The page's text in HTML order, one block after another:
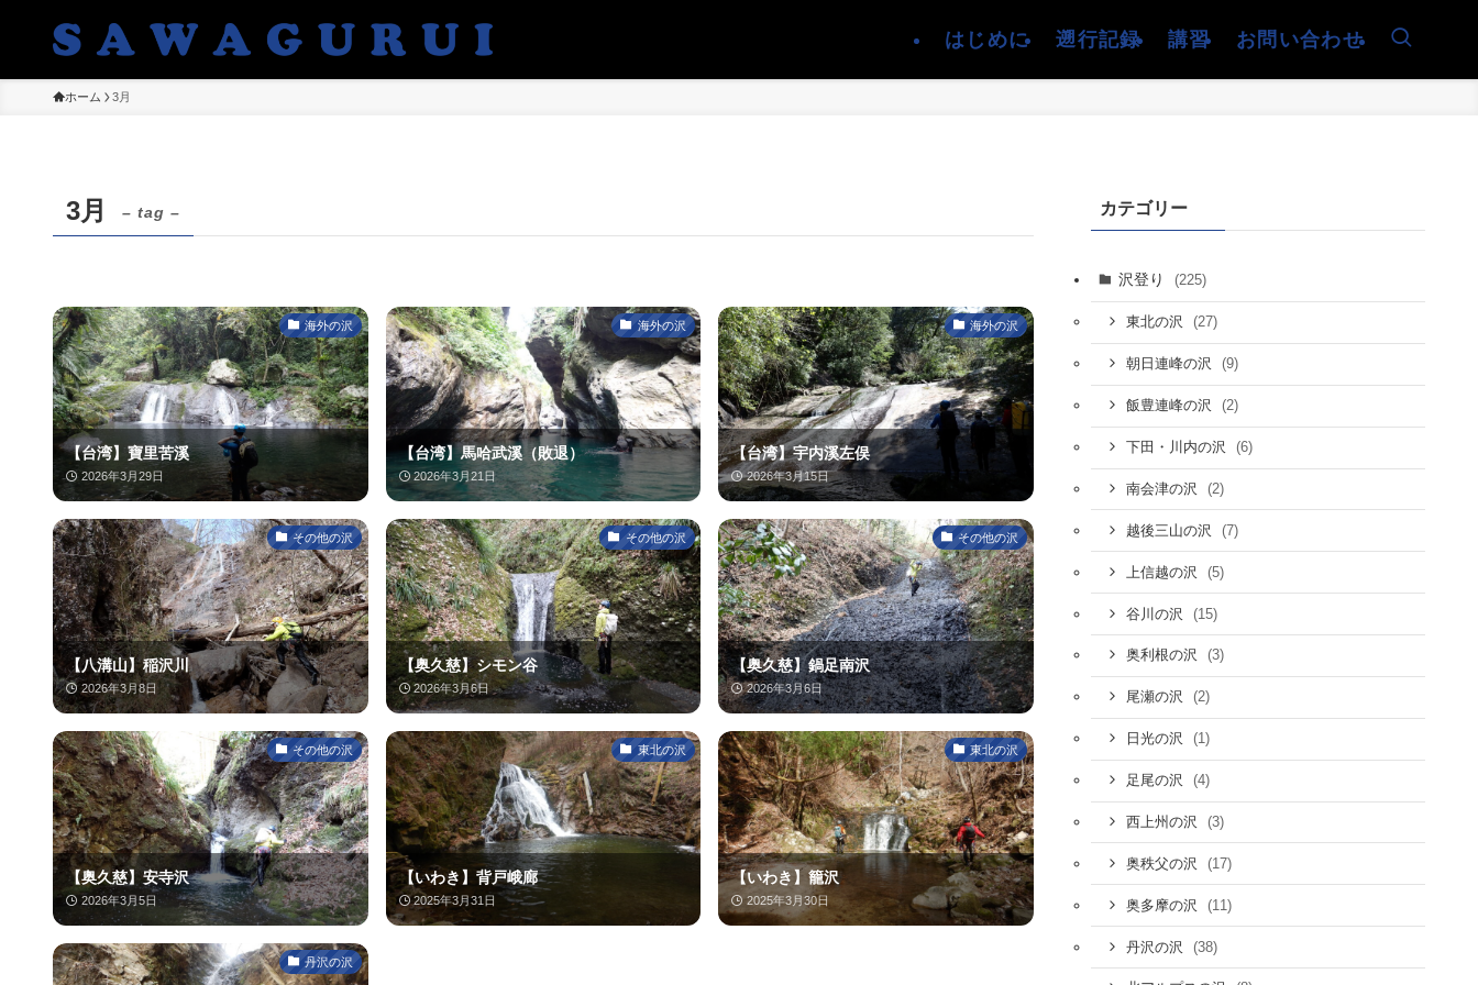
はじめに 遡行記録 講習 お問い合わせ
ホーム 3月
3月 – tag –
海外の沢
【台湾】寶里苦溪
2026年3月29日
海外の沢
【台湾】馬哈武溪（敗退）
2026年3月21日
海外の沢
【台湾】宇内溪左俣
2026年3月15日
その他の沢
【八溝山】稲沢川
2026年3月8日
その他の沢
【奥久慈】シモン谷
2026年3月6日
その他の沢
【奥久慈】鍋足南沢
2026年3月6日
その他の沢
【奥久慈】安寺沢
2026年3月5日
東北の沢
【いわき】背戸峨廊
2025年3月31日
東北の沢
【いわき】籠沢
2025年3月30日
丹沢の沢
カテゴリー
沢登り (225)
東北の沢 (27)
朝日連峰の沢 (9)
飯豊連峰の沢 (2)
下田・川内の沢 (6)
南会津の沢 (2)
越後三山の沢 (7)
上信越の沢 (5)
谷川の沢 (15)
奥利根の沢 (3)
尾瀬の沢 (2)
日光の沢 (1)
足尾の沢 (4)
西上州の沢 (3)
奥秩父の沢 (17)
奥多摩の沢 (11)
丹沢の沢 (38)